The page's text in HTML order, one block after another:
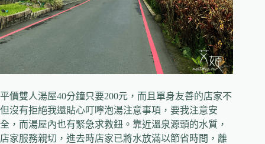
平價雙人湯屋40分鐘只要200元，而且單身友善的店家不
但沒有拒絕我還貼心叮嚀泡湯注意事項，要我注意安
全，而湯屋內也有緊急求救鈕。靠近溫泉源頭的水質，
店家服務親切，進去時店家已將水放滿以節省時間，離